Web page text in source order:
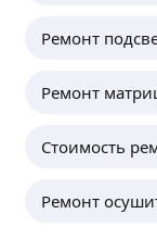
Ремонт
Ремонт
Стоимость
Ремонт